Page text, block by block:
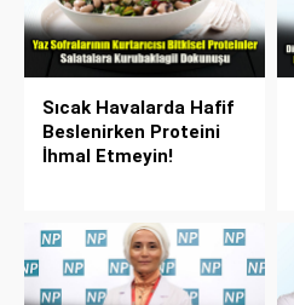
Sıcak Havalarda Hafif
Beslenirken Proteini
İhmal Etmeyin!